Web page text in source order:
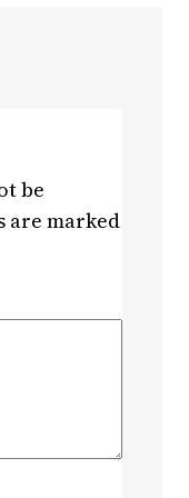
be
are marked